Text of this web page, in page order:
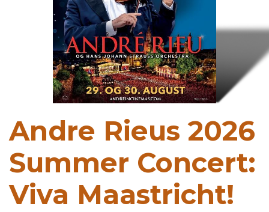
Andre Rieus 2026
Summer Concert:
Viva Maastricht!